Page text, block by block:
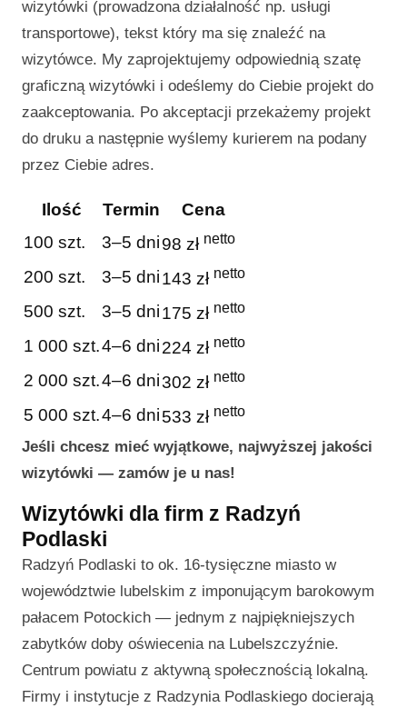
wizytówki (prowadzona działalność np. usługi
transportowe), tekst który ma się znaleźć na
wizytówce. My zaprojektujemy odpowiednią szatę
graficzną wizytówki i odeślemy do Ciebie projekt do
zaakceptowania. Po akceptacji przekażemy projekt
do druku a następnie wyślemy kurierem na podany
przez Ciebie adres.
Ilość Termin
Cena
100 szt.
3–5 dni98 zł netto
200 szt. 3–5 dni143 zł netto
500 szt. 3–5 dni175 zł netto
1 000 szt.4–6 dni224 zł netto
2 000 szt.4–6 dni302 zł netto
5 000 szt.4–6 dni533 zł netto
Jeśli chcesz mieć wyjątkowe, najwyższej jakości
wizytówki — zamów je u nas!
Wizytówki dla firm z Radzyń
Podlaski
Radzyń Podlaski to ok. 16-tysięczne miasto w
województwie lubelskim z imponującym barokowym
pałacem Potockich — jednym z najpiękniejszych
zabytków doby oświecenia na Lubelszczyźnie.
Centrum powiatu z aktywną społecznością lokalną.
Firmy i instytucje z Radzynia Podlaskiego docierają